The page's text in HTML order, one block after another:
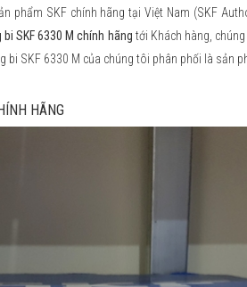
phẩm SKF chính hãng tại Việt Nam (SKF
bi SKF 6330 M chính hãng tới Khách hàng,
bi SKF 6330 M của chúng tôi phân phối là sản
HÃNG